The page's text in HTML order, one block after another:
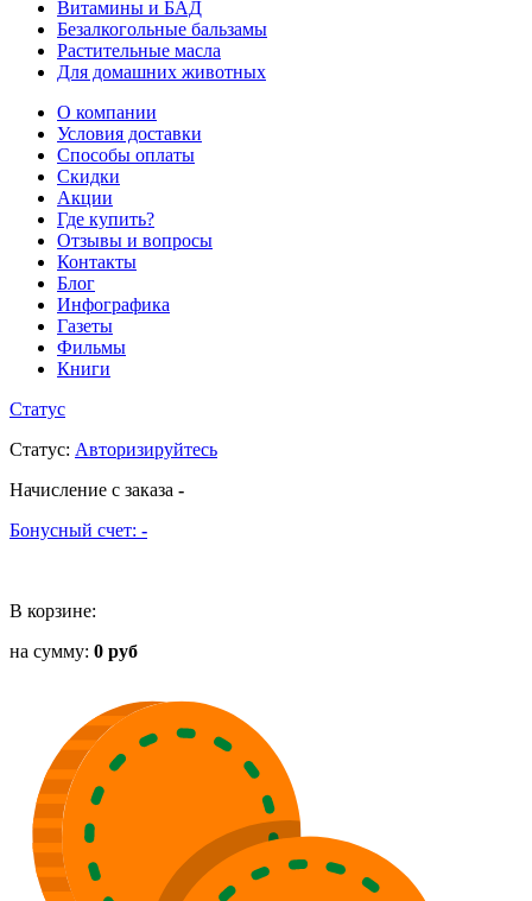
Витамины и БАД
Безалкогольные бальзамы
Растительные масла
Для домашних животных
О компании
Условия доставки
Способы оплаты
Скидки
Акции
Где купить?
Отзывы и вопросы
Контакты
Блог
Инфографика
Газеты
Фильмы
Книги
Статус
Статус: Авторизируйтесь
Начисление с заказа -
Бонусный счет: -
В корзине:
на сумму: 0 руб